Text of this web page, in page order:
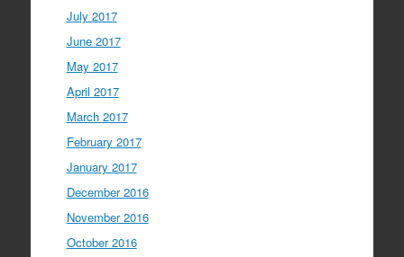
July 2017
June 2017
May 2017
April 2017
March 2017
February 2017
January 2017
December 2016
November 2016
October 2016